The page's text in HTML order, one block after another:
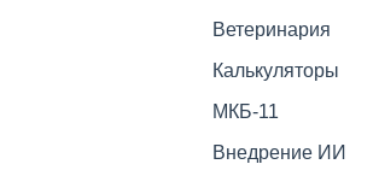
Ветеринария
Калькуляторы
МКБ-11
Внедрение ИИ